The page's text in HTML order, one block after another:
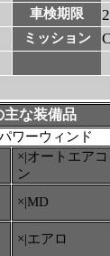
車検期限
ミッション
主な装備品
ワーウィンド
×|オートエアコ
ン
×|MD
×|エアロ